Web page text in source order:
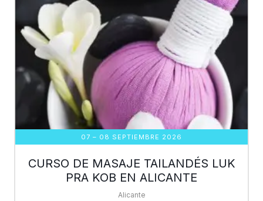
07 – 08 SEPTIEMBRE 2026
CURSO DE MASAJE TAILANDÉS LUK
PRA KOB EN ALICANTE
Alicante